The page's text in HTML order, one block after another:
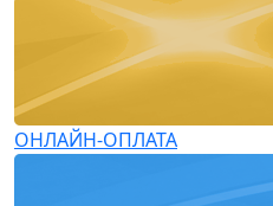
ОНЛАЙН-ОПЛАТА